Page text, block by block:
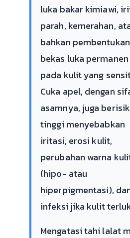
luka bakar kimiawi,
parah, kemerahan,
bahkan pembentukan
bekas luka permanen
pada kulit yang
Cuka apel, dengan
asamnya, juga
tinggi menyebabkan
iritasi, erosi kulit,
perubahan warna
(hipo- atau
hiperpigmentasi),
infeksi jika kulit
Mengatasi tahi lalat